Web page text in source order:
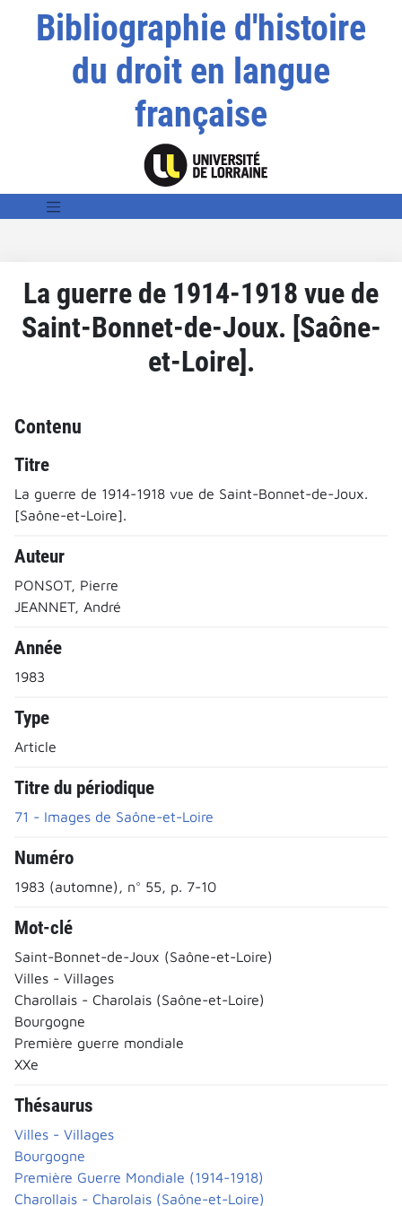
Bibliographie d'histoire
du droit en langue
française
La guerre de 1914-1918 vue de
Saint-Bonnet-de-Joux. [Saône-
et-Loire].
Contenu
Titre
La guerre de 1914-1918 vue de Saint-Bonnet-de-Joux.
[Saône-et-Loire].
Auteur
PONSOT, Pierre
JEANNET, André
Année
1983
Type
Article
Titre du périodique
71 - Images de Saône-et-Loire
Numéro
1983 (automne), n° 55, p. 7-10
Mot-clé
Saint-Bonnet-de-Joux (Saône-et-Loire)
Villes - Villages
Charollais - Charolais (Saône-et-Loire)
Bourgogne
Première guerre mondiale
XXe
Thésaurus
Villes - Villages
Bourgogne
Première Guerre Mondiale (1914-1918)
Charollais - Charolais (Saône-et-Loire)